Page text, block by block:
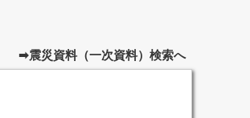
➡震災資料（一次資料）検索へ